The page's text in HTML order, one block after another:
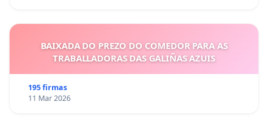
BAIXADA DO PREZO DO COMEDOR PARA AS
TRABALLADORAS DAS GALIÑAS AZUIS
195 firmas
11 Mar 2026